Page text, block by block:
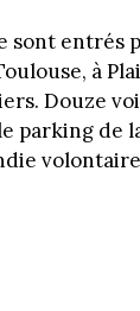
sont entrés
à
Douze
parking de